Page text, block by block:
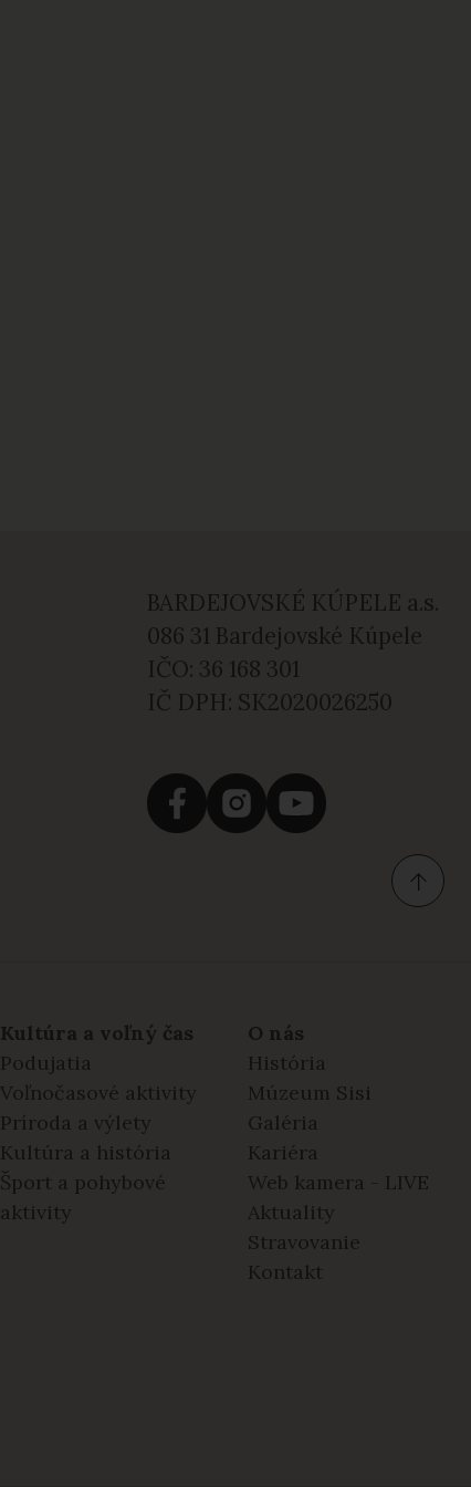
BARDEJOVSKÉ KÚPELE a.s.
086 31 Bardejovské Kúpele
IČO: 36 168 301
IČ DPH: SK2020026250
Kultúra a voľný čas
Podujatia
Voľnočasové aktivity
Príroda a výlety
Kultúra a história
Šport a pohybové
aktivity
O nás
História
Múzeum Sisi
Galéria
Kariéra
Web kamera - LIVE
Aktuality
Stravovanie
Kontakt